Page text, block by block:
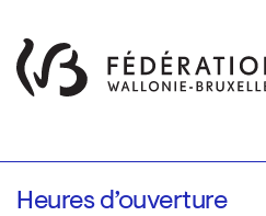
Heures d’ouverture